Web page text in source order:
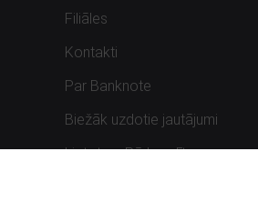
Filiāles
Kontakti
Par Banknote
Biežāk uzdotie jautājumi
Lietots – Pārbaudīts